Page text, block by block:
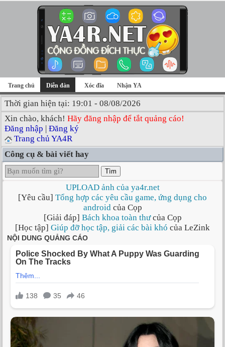
Trang chủ Diễn đàn Xóc đĩa Nhận YA
Thời gian hiện tại: 19:01 - 08/08/2026
Xin chào, khách! Hãy đăng nhập để tắt quảng cáo!
Đăng nhập | Đăng ký
Trang chủ YA4R
Công cụ & bài viết hay
Tìm
UPLOAD ảnh của ya4r.net
[Yêu cầu] Tổng hợp các yêu cầu game, ứng dụng cho
androidcủa Cọp
[Giải đáp] Bách khoa toàn thưcủa Cọp
[Học tập] Giúp đỡ học tập, giải các bài khó của LeZink